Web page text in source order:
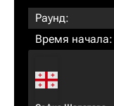
Раунд:
Время начала: